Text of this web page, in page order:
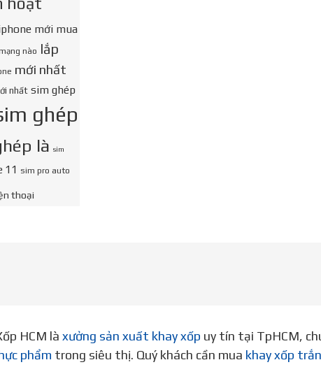
mới mua
nào lắp
mới nhất
nhất sim ghép
ghép
là sim
11 sim pro auto
thoại
HCM là xưởng sản xuất khay xốp uy tín tại TpHCM,
phẩm trong siêu thị. Quý khách cần mua khay xốp